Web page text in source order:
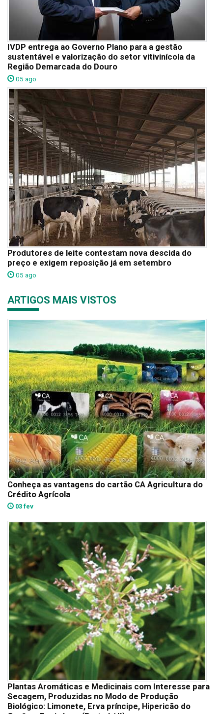
IVDP entrega ao Governo Plano para a gestão
sustentável e valorização do setor vitivinícola da
Região Demarcada do Douro
05 ago
Produtores de leite contestam nova descida do
preço e exigem reposição já em setembro
05 ago
ARTIGOS MAIS VISTOS
Conheça as vantagens do cartão CA Agricultura do
Crédito Agrícola
03 fev
Plantas Aromáticas e Medicinais com Interesse para
Secagem, Produzidas no Modo de Produção
Biológico: Limonete, Erva príncipe, Hipericão do